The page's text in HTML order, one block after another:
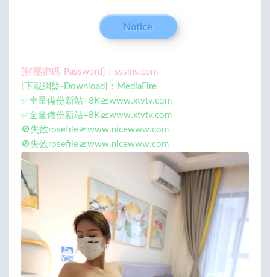
Notice
[解壓密碼-Password]：sssins.com
[下載網盤-Download]：MediaFire
✅全量備份新站+8K🛫www.xtvtv.com
✅全量備份新站+8K🛫www.xtvtv.com
🚫失效rosefile🛫www.nicewww.com
🚫失效rosefile🛫www.nicewww.com